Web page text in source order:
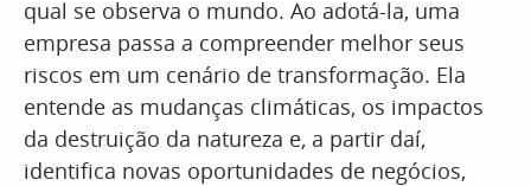
qual se observa o mundo. Ao adotá-la, uma
empresa passa a compreender melhor seus
riscos em um cenário de transformação. Ela
entende as mudanças climáticas, os impactos
da destruição da natureza e, a partir daí,
identifica novas oportunidades de negócios,